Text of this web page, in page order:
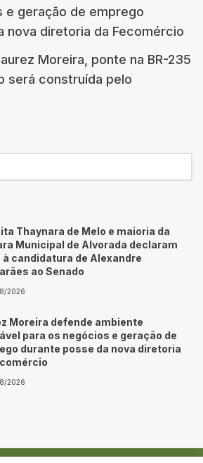
e geração de emprego
nova diretoria da Fecomércio
Moreira, ponte na BR-235
será construída pelo
Thaynara de Melo e maioria da
Municipal de Alvorada declaram
à candidatura de Alexandre
ao Senado
2026
Moreira defende ambiente
para os negócios e geração de
durante posse da nova diretoria
2026